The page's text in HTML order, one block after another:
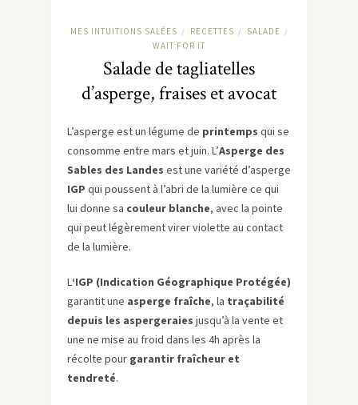
MES INTUITIONS SALÉES / RECETTES / SALADE /
WAIT FOR IT
Salade de tagliatelles
d’asperge, fraises et avocat
L’asperge est un légume de printemps qui se
consomme entre mars et juin. L’Asperge des
Sables des Landes est une variété d’asperge
IGP qui poussent à l’abri de la lumière ce qui
lui donne sa couleur blanche, avec la pointe
qui peut légèrement virer violette au contact
de la lumière.
L‘IGP (Indication Géographique Protégée)
garantit une asperge fraîche, la traçabilité
depuis les aspergeraies jusqu’à la vente et
une ne mise au froid dans les 4h après la
récolte pour garantir fraîcheur et
tendreté.